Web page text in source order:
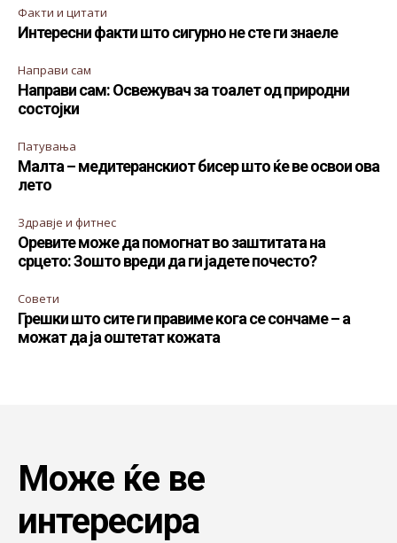
Факти и цитати
Интересни факти што сигурно не сте ги знаеле
Направи сам
Направи сам: Освежувач за тоалет од природни
состојки
Патувања
Малта – медитеранскиот бисер што ќе ве освои ова
лето
Здравје и фитнес
Оревите може да помогнат во заштитата на
срцето: Зошто вреди да ги јадете почесто?
Совети
Грешки што сите ги правиме кога се сончаме – а
можат да ја оштетат кожата
Може ќе ве
интересира